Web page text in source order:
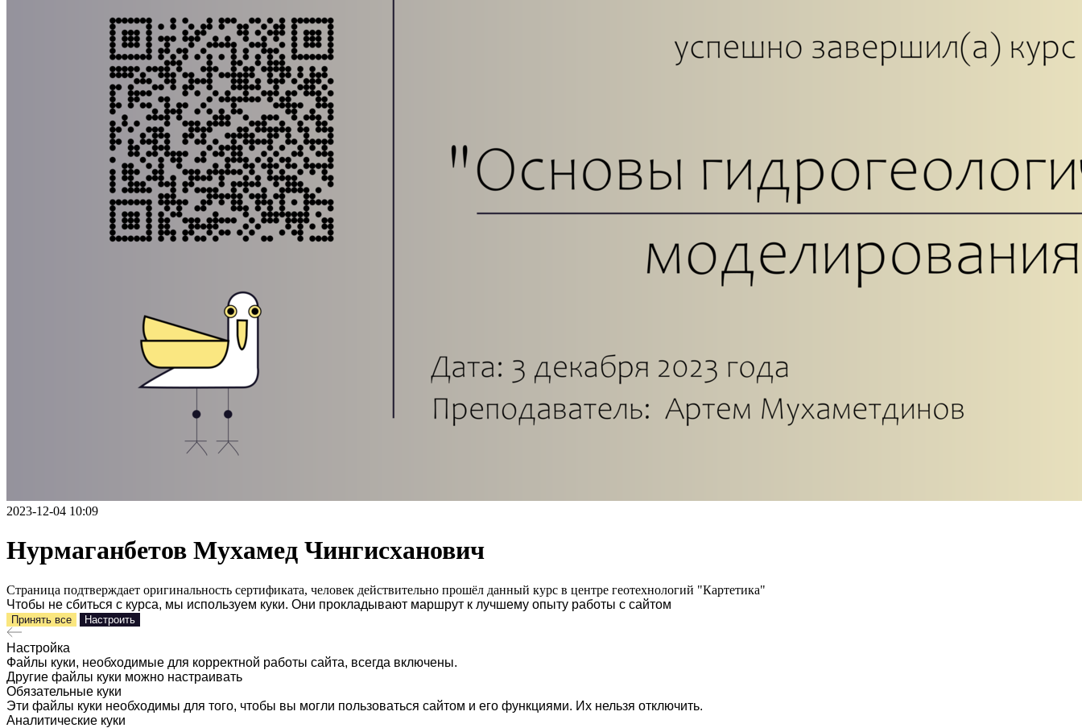
2023-12-04 10:09
Нурмаганбетов Мухамед Чингисханович
Страница подтверждает оригинальность сертификата, человек действительно прошёл данный курс в центре геотехнологий "Картетика"
Чтобы не сбиться с курса, мы используем куки. Они прокладывают маршрут к лучшему опыту работы с сайтом
Принять все Настроить
Настройка
Файлы куки, необходимые для корректной работы сайта, всегда включены.
Другие файлы куки можно настраивать
Обязательные куки
Эти файлы куки необходимы для того, чтобы вы могли пользоваться сайтом и его функциями. Их нельзя отключить.
Аналитические куки